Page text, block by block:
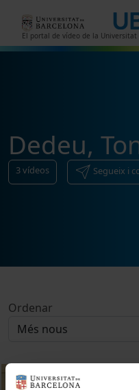
El portal de vídeo de la Universitat
Dedeu,
3vídeos Segueix i
Ordenar